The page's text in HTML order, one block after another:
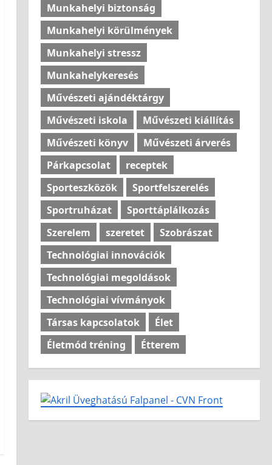
Munkahelyi biztonság
Munkahelyi körülmények
Munkahelyi stressz
Munkahelykeresés
Művészeti ajándéktárgy
Művészeti iskola
Művészeti kiállítás
Művészeti könyv
Művészeti árverés
Párkapcsolat
receptek
Sporteszközök
Sportfelszerelés
Sportruházat
Sporttáplálkozás
Szerelem
szeretet
Szobrászat
Technológiai innovációk
Technológiai megoldások
Technológiai vívmányok
Társas kapcsolatok
Élet
Életmód tréning
Étterem